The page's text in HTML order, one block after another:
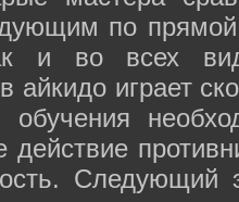
по
и во всех
играет
обучения
действие